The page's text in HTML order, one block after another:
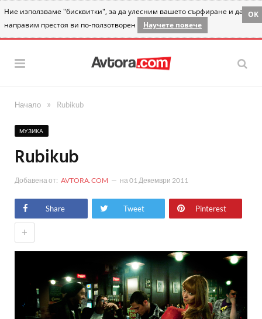
Ние използваме "бисквитки", за да улесним вашето сърфиране и да
направим престоя ви по-ползотворен
Научете повече
OK
Начало » Rubikub
МУЗИКА
Rubikub
Добавена от: AVTORA.COM на01 Декември 2011
Share Tweet Pinterest
+